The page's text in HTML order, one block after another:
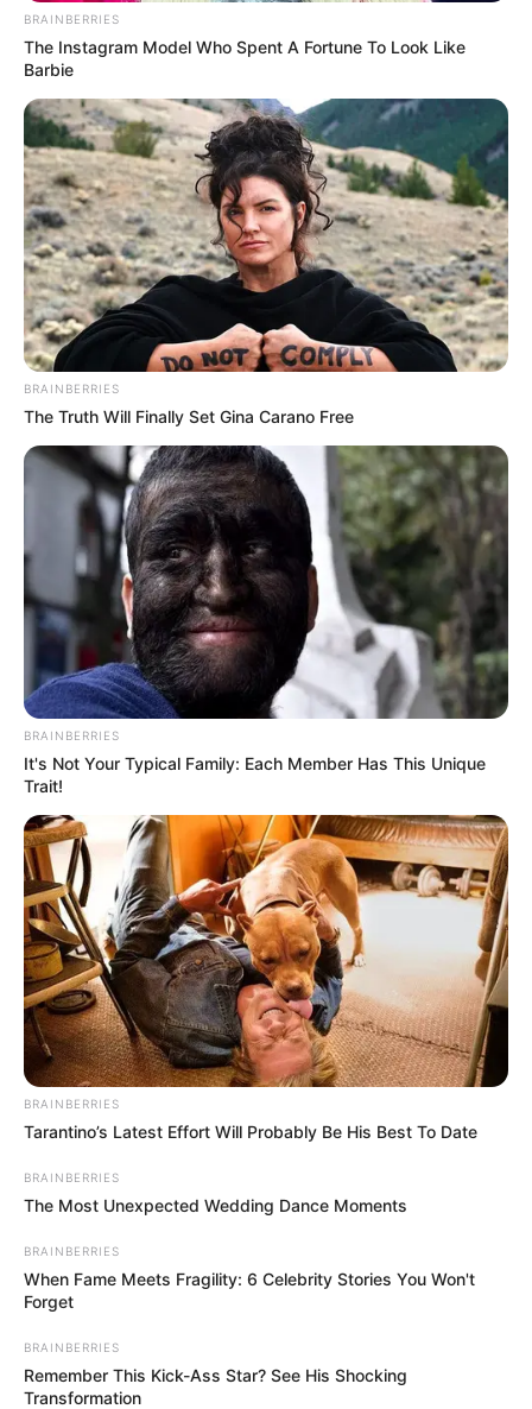
BRAINBERRIES
The Instagram Model Who Spent A Fortune To Look Like
Barbie
BRAINBERRIES
The Truth Will Finally Set Gina Carano Free
BRAINBERRIES
It's Not Your Typical Family: Each Member Has This Unique
Trait!
BRAINBERRIES
Tarantino’s Latest Effort Will Probably Be His Best To Date
BRAINBERRIES
The Most Unexpected Wedding Dance Moments
BRAINBERRIES
When Fame Meets Fragility: 6 Celebrity Stories You Won't
Forget
BRAINBERRIES
Remember This Kick-Ass Star? See His Shocking
Transformation